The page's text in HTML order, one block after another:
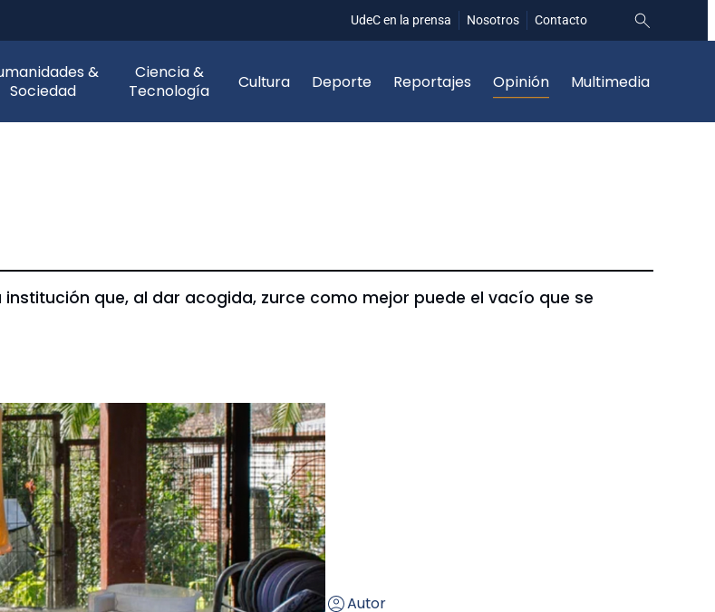
UdeC en la prensa Nosotros Contacto
&
Sociedad
Ciencia &
Tecnología
Cultura Deporte Reportajes Opinión Multimedia
que, al dar acogida, zurce como mejor puede el vacío que se
Autor